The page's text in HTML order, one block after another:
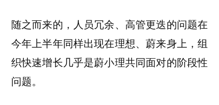
随之而来的，人员冗余、高管更迭的问题在
今年上半年同样出现在理想、蔚来身上，组
织快速增长几乎是蔚小理共同面对的阶段性
问题。